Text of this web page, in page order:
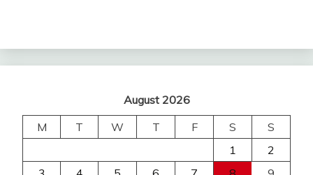
August 2026
M
T W T F S
S
1
2